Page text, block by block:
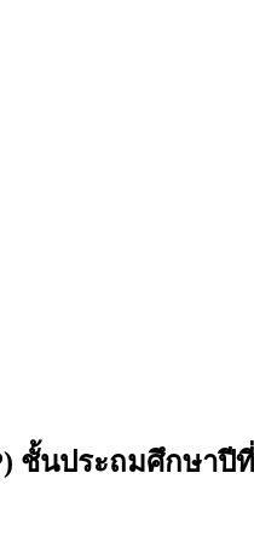
ชั้นประถมศึกษาปีที่